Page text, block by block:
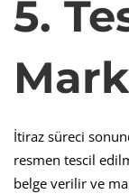
5.
İtiraz süreci
resmen tescil
belge verilir ve